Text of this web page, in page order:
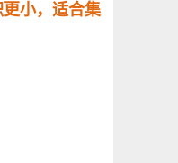
小，适合集